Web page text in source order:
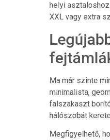
helyi
XXL vagy extra
Ma már szinte
minimalista,
falszakaszt
hálószobát
Megfigyelhető,